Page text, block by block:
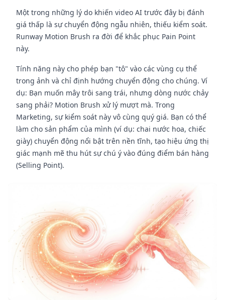
Một trong những lý do khiến video AI trước đây bị đánh
giá thấp là sự chuyển động ngẫu nhiên, thiếu kiểm soát.
Runway Motion Brush ra đời để khắc phục Pain Point
này.
Tính năng này cho phép bạn "tô" vào các vùng cụ thể
trong ảnh và chỉ định hướng chuyển động cho chúng. Ví
dụ: Bạn muốn mây trôi sang trái, nhưng dòng nước chảy
sang phải? Motion Brush xử lý mượt mà. Trong
Marketing, sự kiểm soát này vô cùng quý giá. Bạn có thể
làm cho sản phẩm của mình (ví dụ: chai nước hoa, chiếc
giày) chuyển động nổi bật trên nền tĩnh, tạo hiệu ứng thị
giác mạnh mẽ thu hút sự chú ý vào đúng điểm bán hàng
(Selling Point).